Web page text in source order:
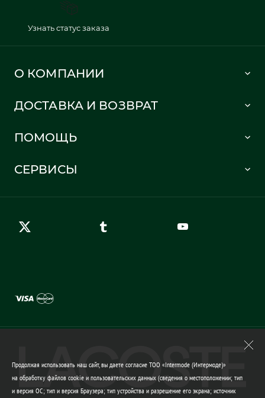
Узнать статус заказа
О КОМПАНИИ
Политика в отношении обработки персональных данных
ДОСТАВКА И ВОЗВРАТ
Информация о доставке
Правила возврата
ПОМОЩЬ
Карта сайта
СЕРВИСЫ
Продолжая использовать наш сайт, вы даете согласие ТОО «Intermode (Интермоде)»
на обработку файлов cookie и пользовательских данных (сведения о местоположении; тип
и версия ОС; тип и версия Браузера; тип устройства и разрешение его экрана; источник